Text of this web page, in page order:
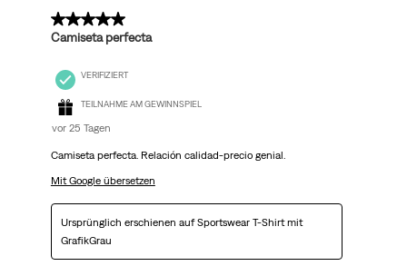
5 von 5 Sternen.
Camiseta perfecta
VERIFIZIERT
TEILNAHME AM GEWINNSPIEL
vor 25 Tagen
Camiseta perfecta. Relación calidad-precio genial.
Mit Google übersetzen
Ursprünglich erschienen auf Sportswear T-Shirt mit
GrafikGrau